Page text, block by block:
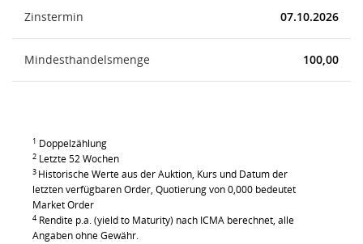
Zinstermin 07.10.2026
Mindesthandelsmenge 100,00
1 Doppelzählung
2 Letzte 52 Wochen
3 Historische Werte aus der Auktion, Kurs und Datum der
letzten verfügbaren Order, Quotierung von 0,000 bedeutet
Market Order
4 Rendite p.a. (yield to Maturity) nach ICMA berechnet, alle
Angaben ohne Gewähr.